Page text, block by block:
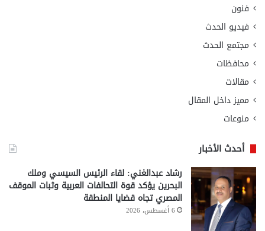
فنون
فيديو الحدث
مجتمع الحدث
محافظات
مقالات
مميز داخل المقال
منوعات
أحدث الأخبار
رشاد عبدالغني: لقاء الرئيس السيسي وملك
البحرين يؤكد قوة التحالفات العربية وثبات الموقف
المصري تجاه قضايا المنطقة
6 أغسطس، 2026